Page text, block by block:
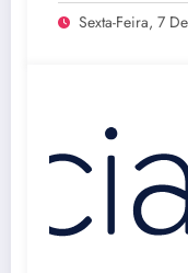
Sexta-Feira, 7